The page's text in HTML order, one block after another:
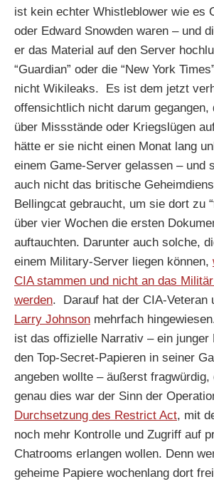
ist kein echter Whistleblower wie es
oder Edward Snowden waren – und
er das Material auf den Server
“Guardian” oder die “New York
nicht Wikileaks. Es ist dem jetzt
offensichtlich nicht darum
über Missstände oder Kriegslügen
hätte er sie nicht einen Monat lang
einem Game-Server gelassen – und
auch nicht das britische
Bellingcat gebraucht, um sie dort zu
über vier Wochen die ersten
auftauchten. Darunter auch solche,
einem Military-Server liegen können,
CIA stammen und nicht an das
werden. Darauf hat der CIA-Veteran
Larry Johnson mehrfach
ist das offizielle Narrativ – ein junger
den Top-Secret-Papieren in seiner
angeben wollte – äußerst fragwürdig,
genau dies war der Sinn der
Durchsetzung des Restrict Act, mit
noch mehr Kontrolle und Zugriff auf
Chatrooms erlangen wollen. Denn
geheime Papiere wochenlang dort